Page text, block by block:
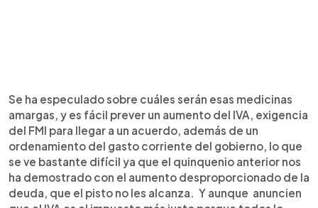
Se ha especulado sobre cuáles serán esas medicinas
amargas, y es fácil prever un aumento del IVA, exigencia
del FMI para llegar a un acuerdo, además de un
ordenamiento del gasto corriente del gobierno, lo que
se ve bastante difícil ya que el quinquenio anterior nos
ha demostrado con el aumento desproporcionado de la
deuda, que el pisto no les alcanza. Y aunque anuncien